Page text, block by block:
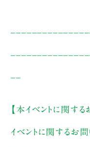
【本イベントに関す
イベントに関するお